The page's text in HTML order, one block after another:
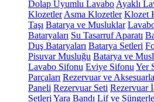
Dolap Uyumlu Lavabo Ayaklı
Klozetler Asma Klozetler Klozet
Taşı Batarya ve Musluklar
Bataryaları Su Tasarruf Aparatı
Duş Bataryaları Batarya Setleri
Pisuvar Musluğu Batarya ve
Lavabo Sifonu Eviye Sifonu Yer
Parçaları Rezervuar ve
Paneli Rezervuar Seti Rezervuar
Setleri Yara Bandı Lif ve